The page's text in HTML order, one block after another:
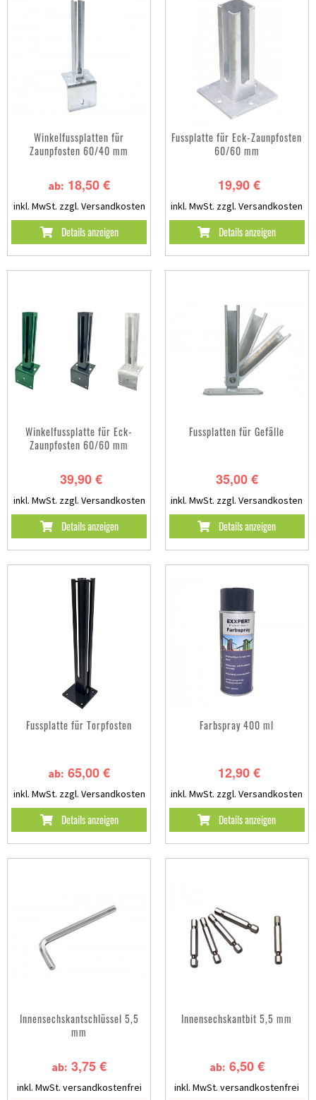
Winkelfussplatten für
Zaunpfosten 60/40 mm
ab: 18,50 €
inkl. MwSt. zzgl. Versandkosten
Details anzeigen
Fussplatte für Eck-Zaunpfosten
60/60 mm
19,90 €
inkl. MwSt. zzgl. Versandkosten
Details anzeigen
Winkelfussplatte für Eck-
Zaunpfosten 60/60 mm
39,90 €
inkl. MwSt. zzgl. Versandkosten
Details anzeigen
Fussplatten für Gefälle
35,00 €
inkl. MwSt. zzgl. Versandkosten
Details anzeigen
Fussplatte für Torpfosten
ab: 65,00 €
inkl. MwSt. zzgl. Versandkosten
Details anzeigen
Farbspray 400 ml
12,90 €
inkl. MwSt. zzgl. Versandkosten
Details anzeigen
Innensechskantschlüssel 5,5
mm
ab: 3,75 €
inkl. MwSt. versandkostenfrei
Innensechskantbit 5,5 mm
ab: 6,50 €
inkl. MwSt.versandkostenfrei